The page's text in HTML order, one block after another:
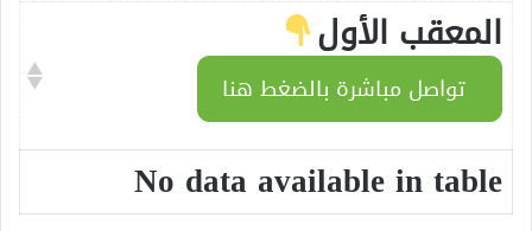
المعقب الأول
تواصل مباشرة بالضغط هنا
No data available in table